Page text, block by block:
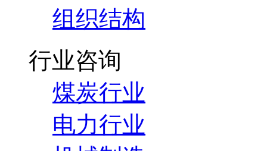
组织结构
行业咨询
煤炭行业
电力行业